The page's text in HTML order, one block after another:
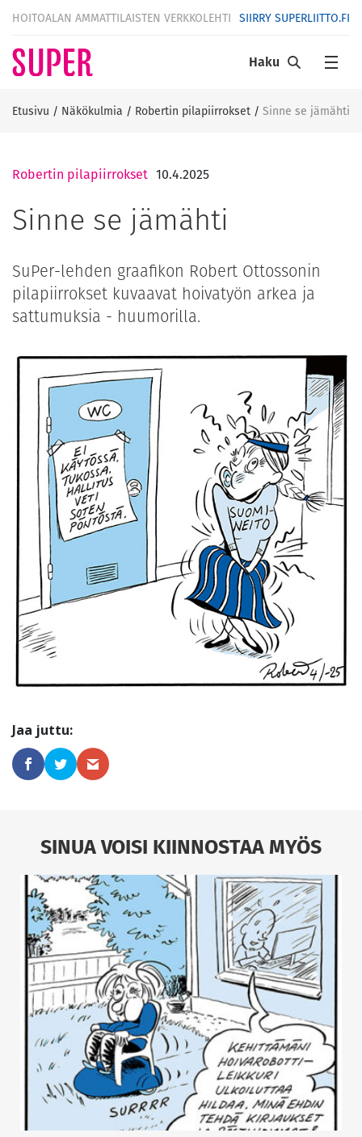
HOITOALAN AMMATTILAISTEN VERKKOLEHTI SIIRRY SUPERLIITTO.FI
Haku
Etusivu / Näkökulmia / Robertin pilapiirrokset / Sinne se jämähti
Robertin pilapiirrokset 10.4.2025
Sinne se jämähti
SuPer-lehden graafikon Robert Ottossonin
pilapiirrokset kuvaavat hoivatyön arkea ja
sattumuksia - huumorilla.
SINUA VOISI KIINNOSTAA MYÖS